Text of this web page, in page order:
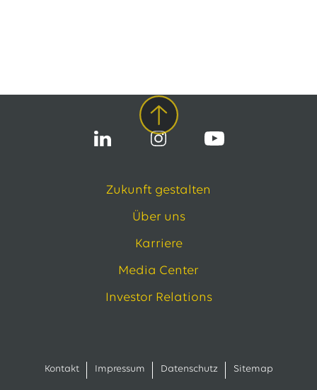
Zukunft gestalten
Über uns
Karriere
Media Center
Investor Relations
Kontakt Impressum Datenschutz Sitemap